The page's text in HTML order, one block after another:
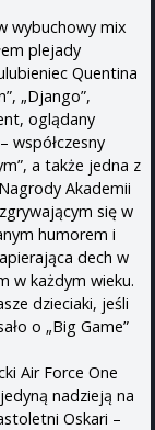
wybuchowy mix
plejady
Quentina
„Django”,
oglądany
współczesny
a także jedna z
Akademii
się w
humorem i
dech w
w każdym wieku.
dzieciaki, jeśli
o „Big Game”
Air Force One
nadzieją na
Oskari –